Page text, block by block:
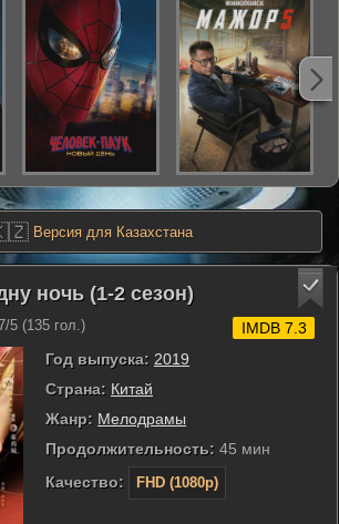
Версия для Казахстана
ночь (1-2 сезон)
5 (135 гол.)
Год выпуска: 2019
Страна: Китай
Жанр: Мелодрамы
Продолжительность: 45 мин
Качество:
FHD (1080p)
IMDB 7.3